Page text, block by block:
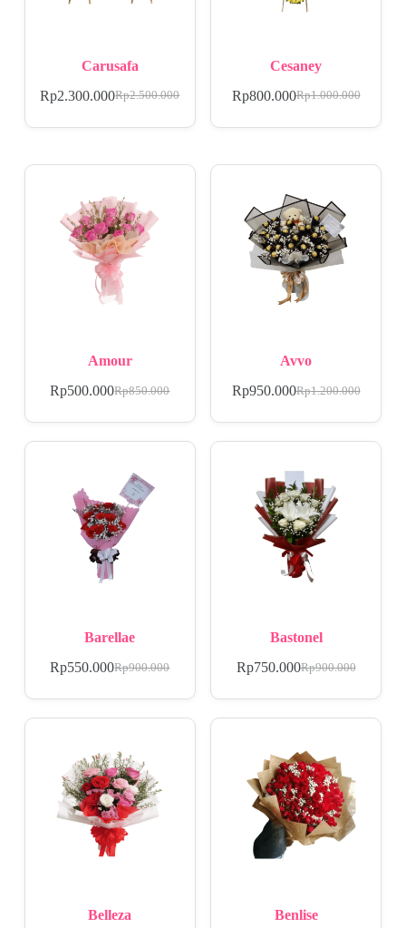
Carusafa
Rp2.500.000
Rp2.300.000
Cesaney
Rp1.000.000
Rp800.000
Amour
Rp850.000
Rp500.000
Avvo
Rp1.200.000
Rp950.000
Barellae
Rp900.000
Rp550.000
Bastonel
Rp900.000
Rp750.000
Belleza Benlise